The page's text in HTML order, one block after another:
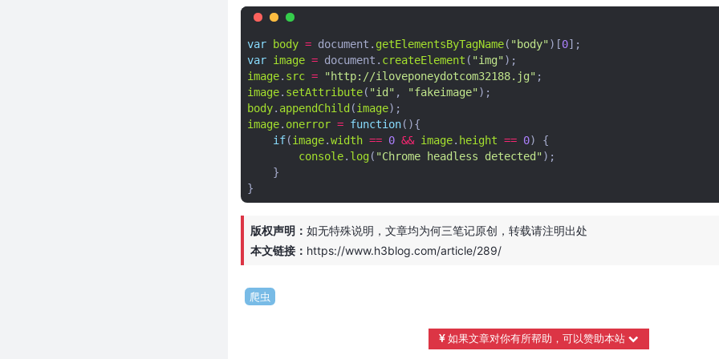
var body = document . getElementsByTagName( "body" )[0];
var image = document . createElement ( "img" );
image. src = "http://iloveponeydotcom32188.jg" ;
image. setAttribute( "id" , "fakeimage" );
body. appendChild (image);
image. onerror = function(){
if(image.width == 0 && image. height == 0)
{
console. log ( "Chrome headless detected" );
}
}
版权声明： 如无特殊说明，文章均为何三笔记原创，转载请注明出处
本文链接： https://www.h3blog.com/article/289/
爬虫
如果文章对你有所帮助，可以赞助本站